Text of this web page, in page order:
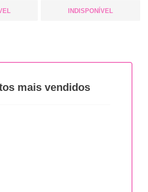
INDISPONÍVEL
mais vendidos